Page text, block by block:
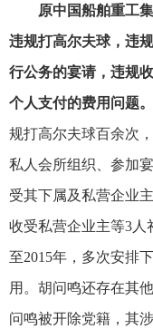
原中国船舶重工
违规打高尔夫球，违
行公务的宴请，违规
个人支付的费用问题。
规打高尔夫球百余次
私人会所组织、参加
受其下属及私营企业
收受私营企业主等3人
至2015年，多次安排
用。胡问鸣还存在其
问鸣被开除党籍，其